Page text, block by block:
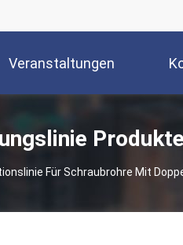
Veranstaltungen
Produkte
Für Schraubrohre Mit